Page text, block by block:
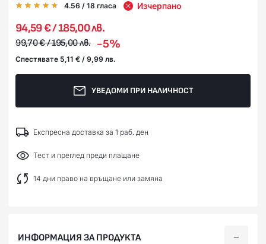
4.56 / 18 гласа Изчерпано
94,59 € / 185,00 лв.
99,70 € / 195,00 лв. -5%
Спестявате 5,11 € / 9,99 лв.
УВЕДОМИ ПРИ НАЛИЧНОСТ
Експресна доставка за 1 раб. ден
Тест и преглед преди плащане
14 дни право на връщане или замяна
ИНФОРМАЦИЯ ЗА ПРОДУКТА